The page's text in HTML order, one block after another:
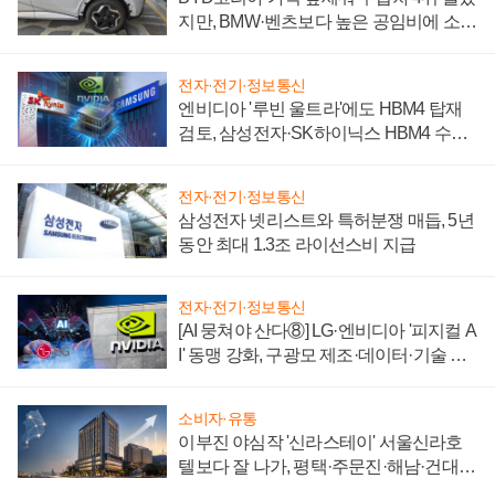
지만, BMW·벤츠보다 높은 공임비에 소비
전자·전기·정보통신
엔비디아 '루빈 울트라'에도 HBM4 탑재
검토, 삼성전자·SK하이닉스 HBM4 수율
전자·전기·정보통신
삼성전자 넷리스트와 특허분쟁 매듭, 5년
동안 최대 1.3조 라이선스비 지급
전자·전기·정보통신
[AI 뭉쳐야 산다⑧] LG·엔비디아 '피지컬 A
I' 동맹 강화, 구광모 제조·데이터·기술 결
소비자·유통
이부진 야심작 '신라스테이' 서울신라호
텔보다 잘 나가, 평택·주문진·해남·건대로